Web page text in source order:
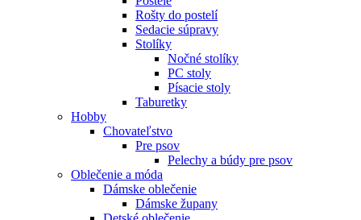
Rošty do postelí
Sedacie súpravy
Stolíky
Nočné stolíky
PC stoly
Písacie stoly
Taburetky
Hobby
Chovateľstvo
Pre psov
Pelechy a búdy pre psov
Oblečenie a móda
Dámske oblečenie
Dámske župany